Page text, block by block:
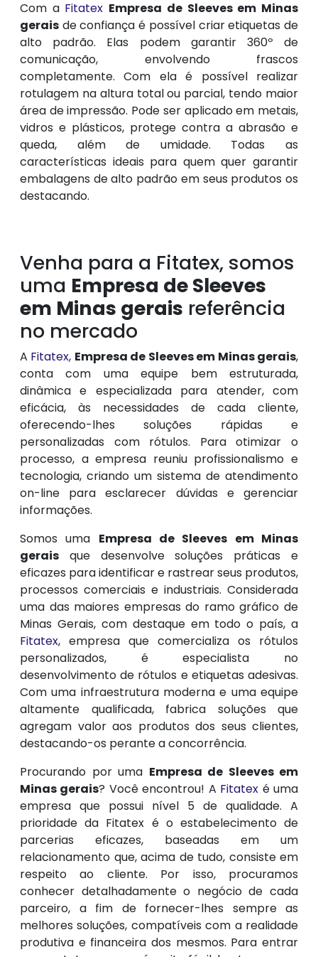
Com a Fitatex Empresa de Sleeves em Minas
gerais de confiança é possível criar etiquetas de
alto padrão. Elas podem garantir 360º de
comunicação, envolvendo frascos
completamente. Com ela é possível realizar
rotulagem na altura total ou parcial, tendo maior
área de impressão. Pode ser aplicado em metais,
vidros e plásticos, protege contra a abrasão e
queda, além de umidade. Todas as
características ideais para quem quer garantir
embalagens de alto padrão em seus produtos os
destacando.
Venha para a Fitatex, somos
uma Empresa de Sleeves
em Minas gerais referência
no mercado
A Fitatex, Empresa de Sleeves em Minas gerais,
conta com uma equipe bem estruturada,
dinâmica e especializada para atender, com
eficácia, às necessidades de cada cliente,
oferecendo-lhes soluções rápidas e
personalizadas com rótulos. Para otimizar o
processo, a empresa reuniu profissionalismo e
tecnologia, criando um sistema de atendimento
on-line para esclarecer dúvidas e gerenciar
informações.
Somos uma Empresa de Sleeves em Minas
gerais que desenvolve soluções práticas e
eficazes para identificar e rastrear seus produtos,
processos comerciais e industriais. Considerada
uma das maiores empresas do ramo gráfico de
Minas Gerais, com destaque em todo o país, a
Fitatex, empresa que comercializa os rótulos
personalizados, é especialista no
desenvolvimento de rótulos e etiquetas adesivas.
Com uma infraestrutura moderna e uma equipe
altamente qualificada, fabrica soluções que
agregam valor aos produtos dos seus clientes,
destacando-os perante a concorrência.
Procurando por uma Empresa de Sleeves em
Minas gerais? Você encontrou! A Fitatex é uma
empresa que possui nível 5 de qualidade. A
prioridade da Fitatex é o estabelecimento de
parcerias eficazes, baseadas em um
relacionamento que, acima de tudo, consiste em
respeito ao cliente. Por isso, procuramos
conhecer detalhadamente o negócio de cada
parceiro, a fim de fornecer-lhes sempre as
melhores soluções, compatíveis com a realidade
produtiva e financeira dos mesmos. Para entrar